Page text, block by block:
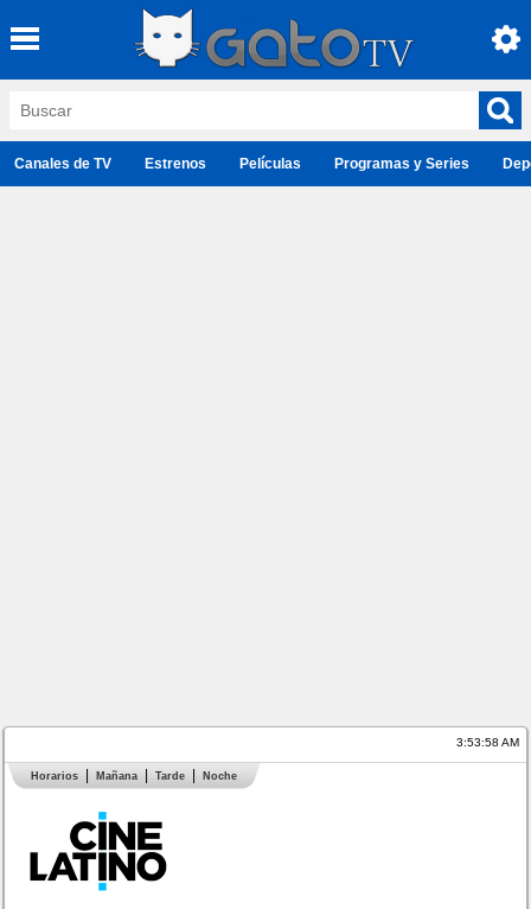
Canales de TV Estrenos Películas Programas y Series
3:53:58 AM
Horarios Mañana Tarde Noche